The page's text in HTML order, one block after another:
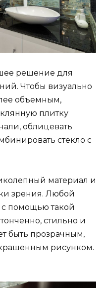
решение для
Чтобы визуально
объемным,
плитку
облицевать
стекло с
материал и
зрения. Любой
помощью такой
стильно и
быть прозрачным,
рисунком.